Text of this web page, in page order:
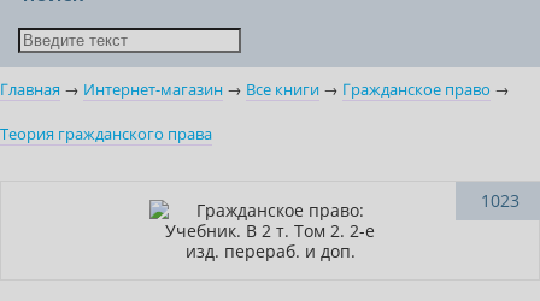
Главная → Интернет-магазин → Все книги → Гражданское право →
Теория гражданского права
1023